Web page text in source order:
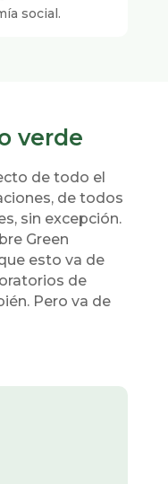
social.
verde
de todo el
de todos
sin excepción.
Green
esto va de
de
Pero va de